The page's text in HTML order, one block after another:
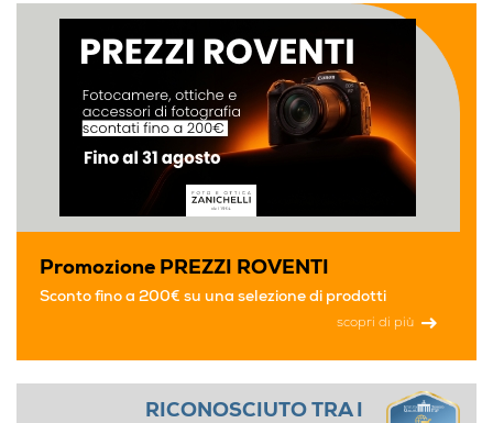
Promozione PREZZI ROVENTI
Sconto fino a 200€ su una selezione di prodotti
scopri di più
RICONOSCIUTO TRA I